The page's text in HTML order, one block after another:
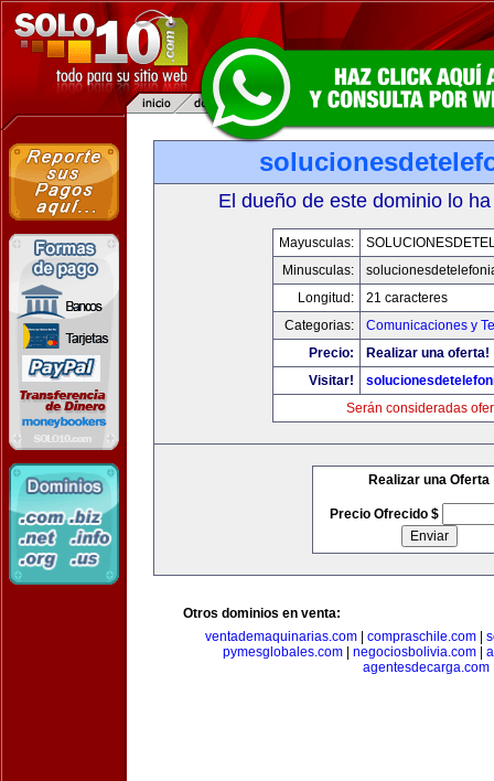
El dueño de este dominio lo
Mayusculas:
Minusculas:
Longitud:
21 caracteres
Categorias:
Comunicaciones y
Precio:
Realizar una oferta!
Visitar!
Serán consideradas
Realizar una Oferta
Precio Ofrecido $
Otros dominios en venta:
ventademaquinarias.com| compraschile.com|
pymesglobales.com| negociosbolivia.com|
agentesdecarga.com